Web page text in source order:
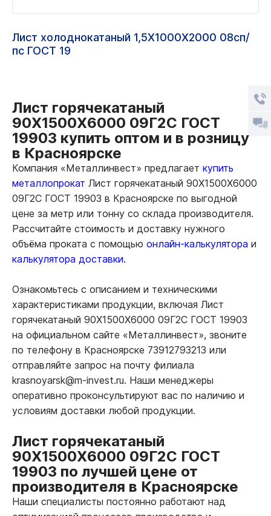
Лист холоднокатаный 1,5Х1000Х2000 08сп/
пс ГОСТ 19
Лист горячекатаный
90Х1500Х6000 09Г2С ГОСТ
19903 купить оптом и в розницу
в Красноярске
Компания «Металлинвест» предлагает купить
металлопрокат Лист горячекатаный 90Х1500Х6000
09Г2С ГОСТ 19903 в Красноярске по выгодной
цене за метр или тонну со склада производителя.
Рассчитайте стоимость и доставку нужного
объёма проката с помощью онлайн-калькулятора и
калькулятора доставки.
Ознакомьтесь с описанием и техническими
характеристиками продукции, включая Лист
горячекатаный 90Х1500Х6000 09Г2С ГОСТ 19903
на официальном сайте «Металлинвест», звоните
по телефону в Красноярске 73912793213 или
отправляйте запрос на почту филиала
krasnoyarsk@m-invest.ru. Наши менеджеры
оперативно проконсультируют вас по наличию и
условиям доставки любой продукции.
Лист горячекатаный
90Х1500Х6000 09Г2С ГОСТ
19903 по лучшей цене от
производителя в Красноярске
Наши специалисты постоянно работают над